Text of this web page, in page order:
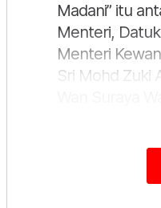
Madani” itu
Menteri,
Menteri
Sri Mohd Zuki
dihadiri oleh
kementerian